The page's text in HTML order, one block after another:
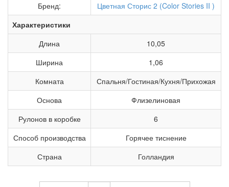
Бренд:
Цветная Сторис 2 (Color Stories II )
Характеристики
Длина
10,05
Ширина
1,06
Комната
Спальня/Гостиная/Кухня/Прихожая
Основа
Флизелиновая
Рулонов в коробке
6
Способ производства
Горячее тиснение
Страна
Голландия